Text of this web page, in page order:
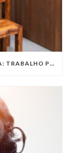
ENCONTRANDO A FÓRMULA PERFEITA: TRABALHO PRESENCIAL, HOME OFFICE OU TRABALHO HÍBRIDO?